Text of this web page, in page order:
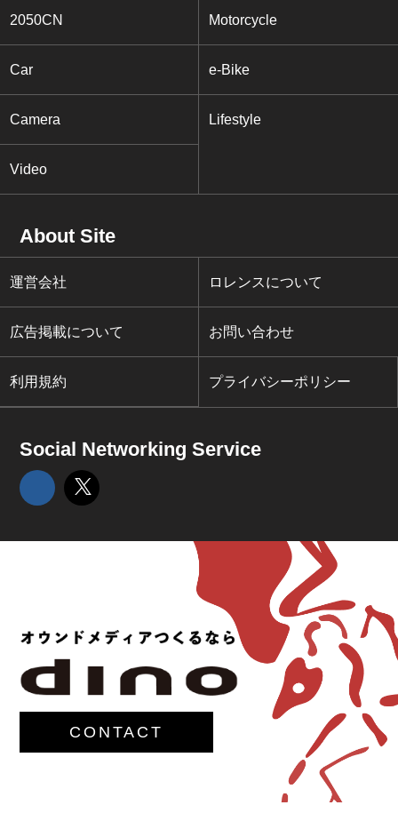
2050CN Motorcycle
Car e-Bike
Camera Lifestyle
Video
About Site
運営会社 ロレンスについて
広告掲載について お問い合わせ
利用規約 プライバシーポリシー
Social Networking Service
CONTACT